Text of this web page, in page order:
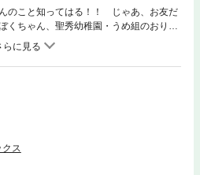
のこと知ってはる！！ じゃあ、お友だ
ちゃん、聖秀幼稚園・うめ組のおりこ
なのら！！ みなしゃん、これ読まな時
ス